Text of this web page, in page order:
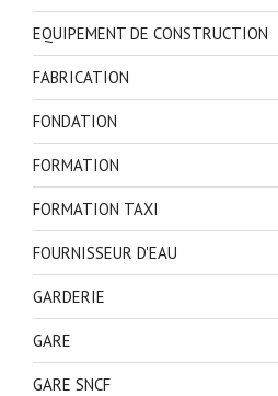
EQUIPEMENT DE CONSTRUCTION
FABRICATION
FONDATION
FORMATION
FORMATION TAXI
FOURNISSEUR D'EAU
GARDERIE
GARE
GARE SNCF